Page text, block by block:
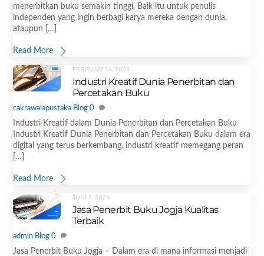
menerbitkan buku semakin tinggi. Baik itu untuk penulis
independen yang ingin berbagi karya mereka dengan dunia,
ataupun […]
Read More
FEBRUARI 14, 2025
Industri Kreatif Dunia Penerbitan dan
Percetakan Buku
cakrawalapustaka Blog 0
Industri Kreatif dalam Dunia Penerbitan dan Percetakan Buku
Industri Kreatif Dunia Penerbitan dan Percetakan Buku dalam era
digital yang terus berkembang, industri kreatif memegang peran
[…]
Read More
JUNI 5, 2024
Jasa Penerbit Buku Jogja Kualitas
Terbaik
admin Blog 0
Jasa Penerbit Buku Jogja – Dalam era di mana informasi menjadi